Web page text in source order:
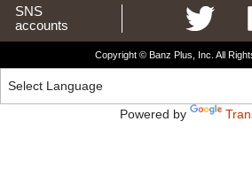
SNS
accounts
Copyright © Banz Plus, Inc. All
Powered by